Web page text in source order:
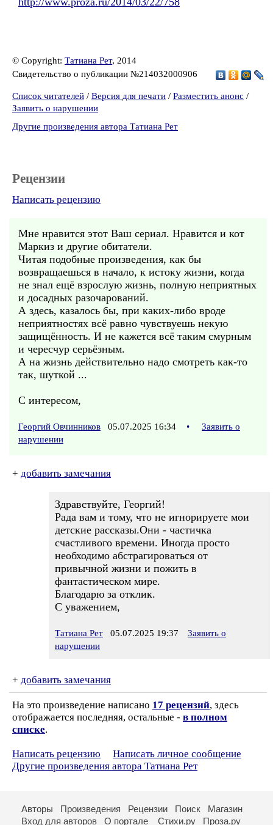
© Copyright: Татиана Рет, 2014
Свидетельство о публикации №214032000906
Список читателей / Версия для печати / Разместить анонс /
Заявить о нарушении
Другие произведения автора Татиана Рет
Рецензии
Написать рецензию
Мне нравится этот Ваш сериал. Нравится и кот
Маркиз и другие обитатели.
Читая подобные произведения, как бы
возвращаешься в начало, к истоку жизни, когда
не знал ещё взрослую жизнь, полную неприятных
и досадных разочарований.
А здесь, казалось бы, при каких-либо вроде
неприятностях всё равно чувствуешь некую
защищённость. И не кажется всё таким смурным
и чересчур серьёзным.
А на жизнь действительно надо смотреть как-то
так, шуткой ...
С интересом,
Георгий Овчинников 05.07.2025 16:34 •
Заявить о
нарушении
+ добавить замечания
Здравствуйте, Георгий!
Рада вам и тому, что не игнорируете мои
детские рассказы.Они - частичка
счастливого времени. Иногда просто
необходимо абстрагироваться от
привычной жизни и пожить в
фантастическом мире.
Благодарю за отклик.
С уважением,
Татиана Рет 05.07.2025 19:37
Заявить о
нарушении
+ добавить замечания
На это произведение написано 17 рецензий, здесь
отображается последняя, остальные - в полном
списке.
Написать рецензию
Написать личное сообщение
Другие произведения автора Татиана Рет
Авторы Произведения Рецензии Поиск
Магазин
Вход для авторов
О портале Стихи.ру Проза.ру